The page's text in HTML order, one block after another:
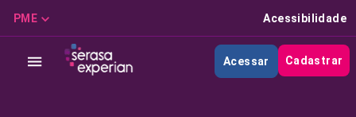
PME Acessibilidade
Acessar Cadastrar